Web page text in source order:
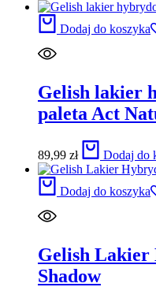
Dodaj do koszyka
Gelish lakier
paleta Act
89,99 zł Dodaj do
Dodaj do koszyka
Gelish Lakier
Shadow